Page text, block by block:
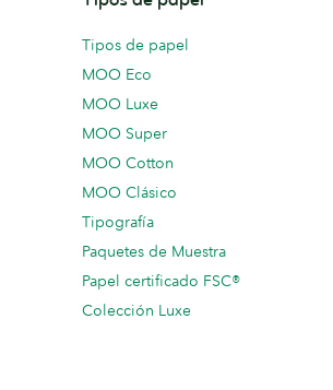
Tipos de papel
MOO Eco
MOO Luxe
MOO Super
MOO Cotton
MOO Clásico
Tipografía
Paquetes de Muestra
Papel certificado FSC®
Colección Luxe